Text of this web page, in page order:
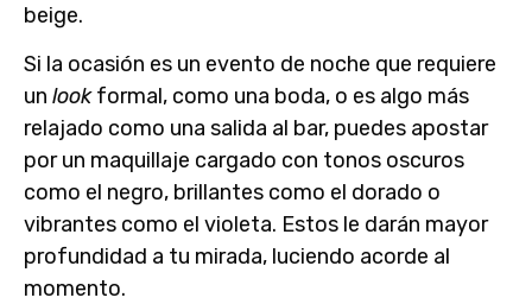
beige.
Si la ocasión es un evento de noche que requiere
un lookformal, como una boda, o es algo más
relajado como una salida al bar, puedes apostar
por un maquillaje cargado con tonos oscuros
como el negro, brillantes como el dorado o
vibrantes como el violeta. Estos le darán mayor
profundidad a tu mirada, luciendo acorde al
momento.